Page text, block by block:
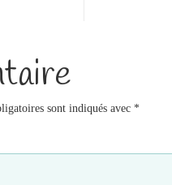
sont indiqués avec *